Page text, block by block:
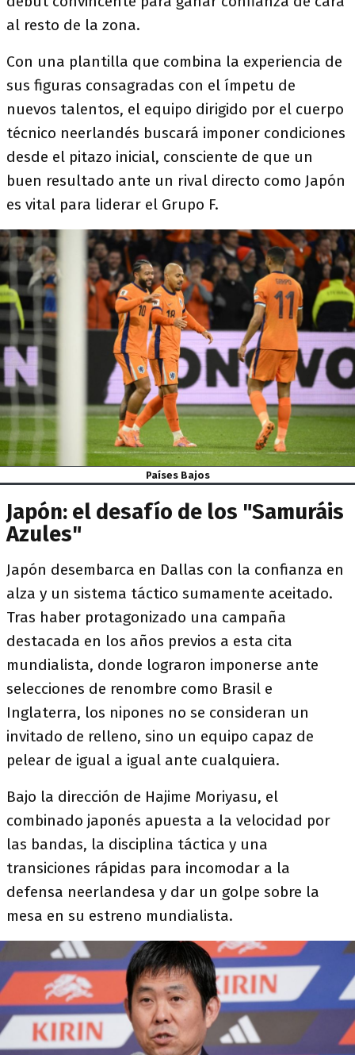
al resto de la zona.
Con una plantilla que combina la experiencia de
sus figuras consagradas con el ímpetu de
nuevos talentos, el equipo dirigido por el cuerpo
técnico neerlandés buscará imponer condiciones
desde el pitazo inicial, consciente de que un
buen resultado ante un rival directo como Japón
es vital para liderar el Grupo F.
Países Bajos
Japón: el desafío de los "Samuráis
Azules"
Japón desembarca en Dallas con la confianza en
alza y un sistema táctico sumamente aceitado.
Tras haber protagonizado una campaña
destacada en los años previos a esta cita
mundialista, donde lograron imponerse ante
selecciones de renombre como Brasil e
Inglaterra, los nipones no se consideran un
invitado de relleno, sino un equipo capaz de
pelear de igual a igual ante cualquiera.
Bajo la dirección de Hajime Moriyasu, el
combinado japonés apuesta a la velocidad por
las bandas, la disciplina táctica y una
transiciones rápidas para incomodar a la
defensa neerlandesa y dar un golpe sobre la
mesa en su estreno mundialista.